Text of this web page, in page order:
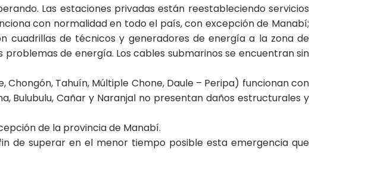
Las estaciones privadas están reestableciendo servicios
con normalidad en todo el país, con excepción de Manabí;
cuadrillas de técnicos y generadores de energía a la zona de
de energía. Los cables submarinos se encuentran sin
Chongón, Tahuín, Múltiple Chone, Daule – Peripa) funcionan con
Bulubulu, Cañar y Naranjal no presentan daños estructurales y
de la provincia de Manabí.
de superar en el menor tiempo posible esta emergencia que